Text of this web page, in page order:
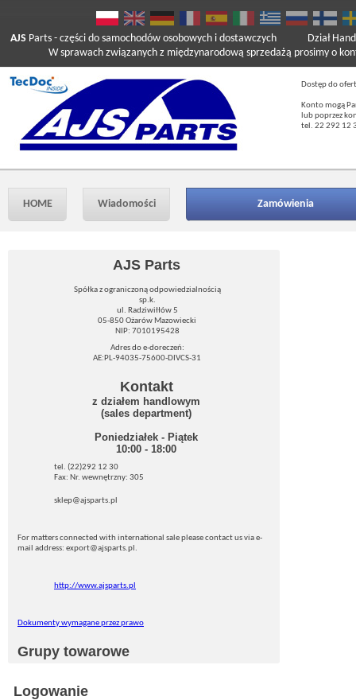
AJS Parts - części do samochodów osobowych i dostawczych
W sprawach związanych z międzynarodową sprzedażą prosimy o
Dział
Dostęp do
Konto mogą
lub poprzez
tel. 22 292 12
HOME Wiadomości Zamówienia
AJS Parts
Spółka z ograniczoną odpowiedzialnością
sp.k.
ul. Radziwiłłów 5
05-850 Ożarów Mazowiecki
NIP: 7010195428
Adres do e-doreczeń:
AE:PL-94035-75600-DIVCS-31
Kontakt
z działem handlowym
(sales department)
Poniedziałek - Piątek
10:00 - 18:00
tel. (22)292 12 30
Fax: Nr. wewnętrzny: 305
sklep@ajsparts.pl
For matters connected with international sale please contact us via e-
mail address: export@ajsparts.pl.
http://www.ajsparts.pl
Dokumenty wymagane przez prawo
Grupy towarowe
Logowanie